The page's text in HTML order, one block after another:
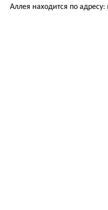
Аллея находится по